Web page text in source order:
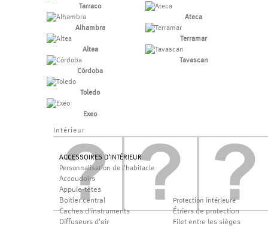
Tarraco
Alhambra
Altea
Córdoba
Toledo
Exeo
Ateca
Terramar
Tavascan
Intérieur
ACCESSOIRES D'INTÉRIEUR
Personnalisation de l'habitacle
Accoudoirs
Appuie-têtes
Boîtier central
Caches d'instruments
Diffuseurs d'air
Protection intérieure
Étriers de protection
Filet entre les sièges